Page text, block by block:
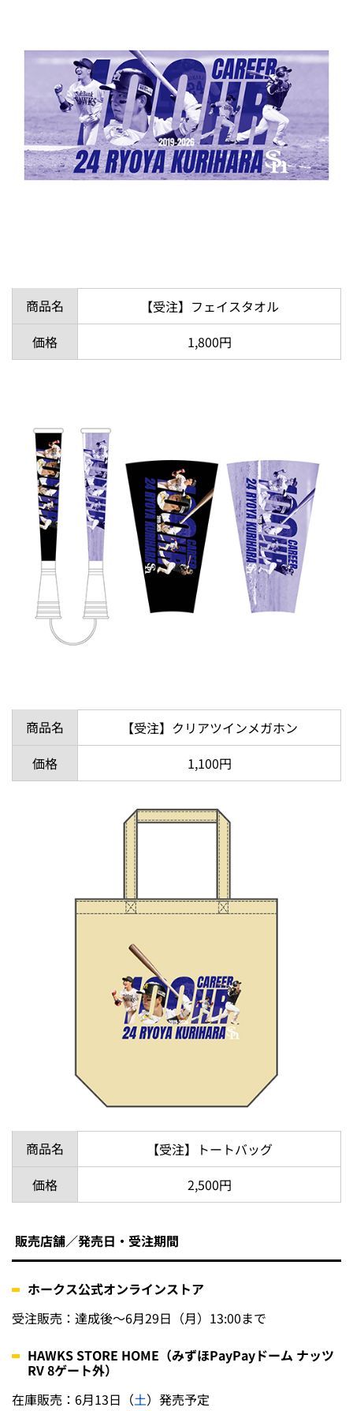
商品名
【受注】フェイスタオル
価格
1,800円
商品名
【受注】クリアツインメガホン
価格
1,100円
商品名
【受注】トートバッグ
価格
2,500円
販売店舗／発売日・受注期間
ホークス公式オンラインストア
受注販売：達成後～6月29日（月）13:00まで
HAWKS STORE HOME（みずほPayPayドーム ナッツ
RV 8ゲート外）
在庫販売：6月13日（土）発売予定